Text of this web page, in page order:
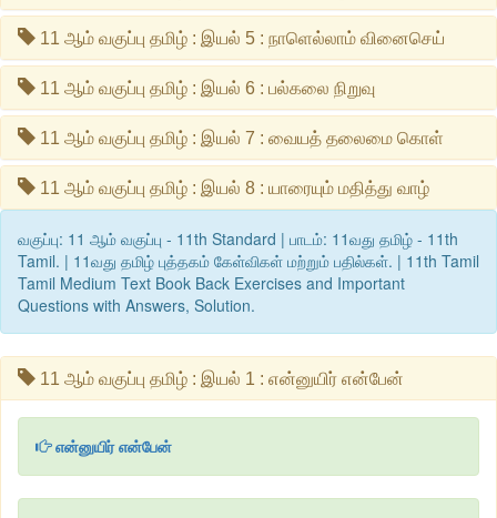
11 ஆம் வகுப்பு தமிழ் : இயல் 5 : நாளெல்லாம் வினைசெய்
11 ஆம் வகுப்பு தமிழ் : இயல் 6 : பல்கலை நிறுவு
11 ஆம் வகுப்பு தமிழ் : இயல் 7 : வையத் தலைமை கொள்
11 ஆம் வகுப்பு தமிழ் : இயல் 8 : யாரையும் மதித்து வாழ்
வகுப்பு: 11 ஆம் வகுப்பு - 11th Standard | பாடம்: 11வது தமிழ் - 11th
Tamil. | 11வது தமிழ் புத்தகம் கேள்விகள் மற்றும் பதில்கள். | 11th Tamil
Tamil Medium Text Book Back Exercises and Important
Questions with Answers, Solution.
11 ஆம் வகுப்பு தமிழ் : இயல் 1 : என்னுயிர் என்பேன்
என்னுயிர் என்பேன்